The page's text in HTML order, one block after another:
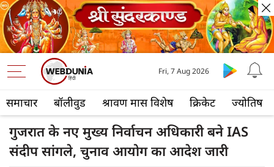
समाचार बॉलीवुड श्रावण मास विशेष क्रिकेट ज्योतिष
Fri, 7 Aug 2026
गुजरात के नए मुख्य निर्वाचन अधिकारी बने IAS
संदीप सांगले, चुनाव आयोग का आदेश जारी